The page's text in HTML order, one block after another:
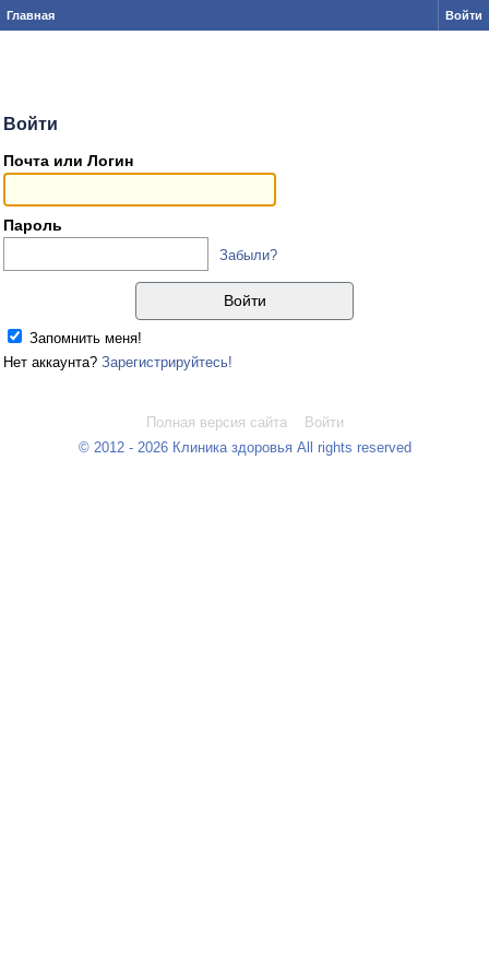
Главная Войти
Войти
Почта или Логин
Пароль
Забыли?
Запомнить меня!
Нет аккаунта? Зарегистрируйтесь!
Полная версия сайта
Войти
© 2012 - 2026 Клиника здоровья All rights reserved